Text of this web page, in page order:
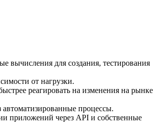
вычисления для создания, тестирования
от нагрузки.
реагировать на изменения на рынке
процессы.
приложений через API и собственные